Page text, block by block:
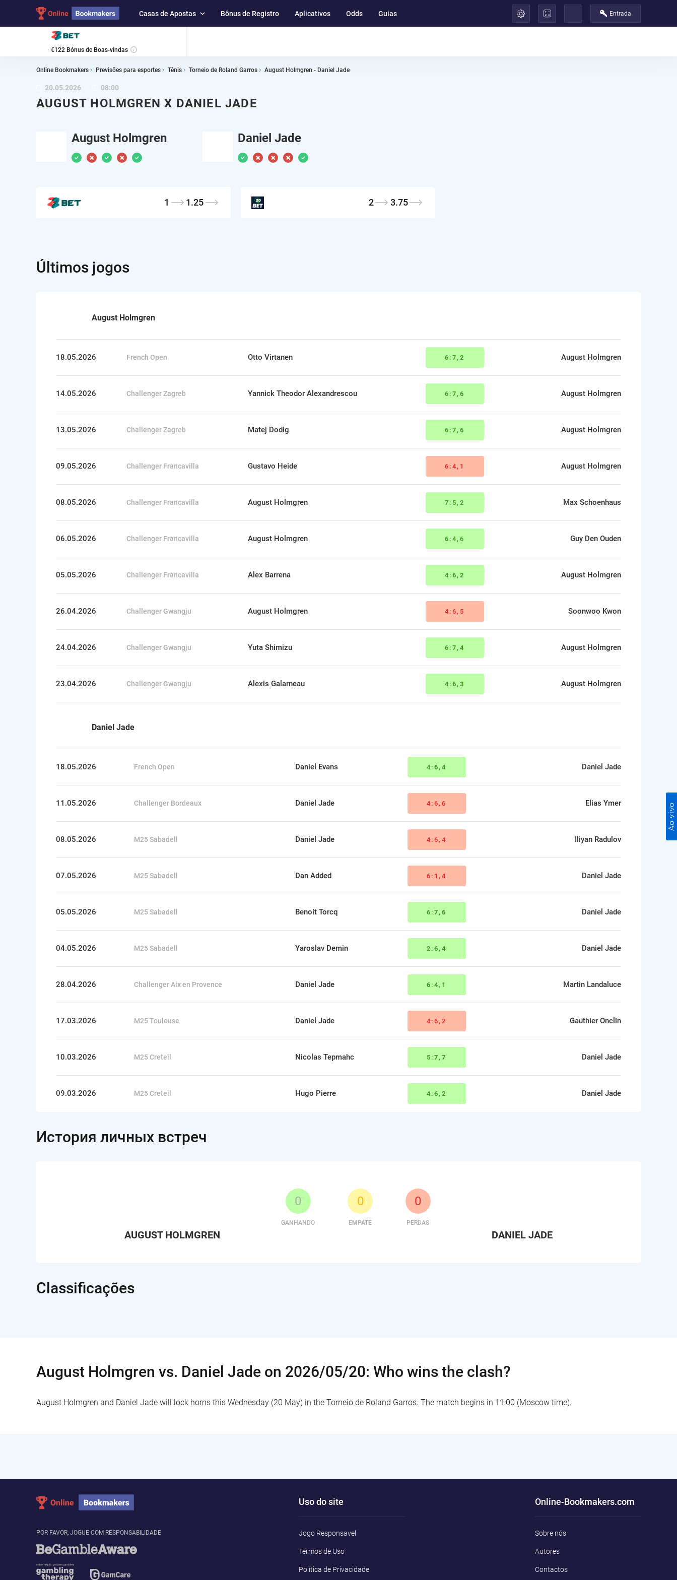
Casas de Apostas Bônus de Registro Aplicativos Odds Guias Entrada
€122 Bónus de Boas-vindas
Online Bookmakers Previsões para esportes Tênis Torneio de Roland Garros August Holmgren - Daniel Jade
20.05.2026 08:00
AUGUST HOLMGREN X DANIEL JADE
August Holmgren Daniel Jade
1 1.25 2 3.75
Últimos jogos
August Holmgren
18.05.2026 French Open Otto Virtanen 6: 7,2 August Holmgren
14.05.2026 Challenger Zagreb Yannick Theodor Alexandrescou 6: 7,6 August Holmgren
13.05.2026 Challenger Zagreb Matej Dodig 6: 7,6 August Holmgren
09.05.2026 Challenger Francavilla Gustavo Heide 6: 4,1 August Holmgren
08.05.2026 Challenger Francavilla August Holmgren 7 :5,2 Max Schoenhaus
06.05.2026 Challenger Francavilla August Holmgren 6 :4,6 Guy Den Ouden
05.05.2026 Challenger Francavilla Alex Barrena 4: 6,2 August Holmgren
26.04.2026 Challenger Gwangju August Holmgren 4 :6,5 Soonwoo Kwon
24.04.2026 Challenger Gwangju Yuta Shimizu 6: 7,4 August Holmgren
23.04.2026 Challenger Gwangju Alexis Galarneau 4: 6,3 August Holmgren
Daniel Jade
18.05.2026 French Open Daniel Evans 4: 6,4 Daniel Jade
11.05.2026 Challenger Bordeaux Daniel Jade 4 :6,6 Elias Ymer
08.05.2026 M25 Sabadell Daniel Jade 4 :6,4 Iliyan Radulov
07.05.2026 M25 Sabadell Dan Added 6: 1,4 Daniel Jade
05.05.2026 M25 Sabadell Benoit Torcq 6: 7,6 Daniel Jade
04.05.2026 M25 Sabadell Yaroslav Demin 2: 6,4 Daniel Jade
28.04.2026 Challenger Aix en Provence Daniel Jade 6 :4,1 Martin Landaluce
17.03.2026 M25 Toulouse Daniel Jade 4 :6,2 Gauthier Onclin
10.03.2026 M25 Creteil Nicolas Tepmahc 5: 7,7 Daniel Jade
09.03.2026 M25 Creteil Hugo Pierre 4: 6,2 Daniel Jade
История личных встреч
AUGUST HOLMGREN
0
GANHANDO
0
EMPATE
0
PERDAS
DANIEL JADE
Classificações
August Holmgren vs. Daniel Jade on 2026/05/20: Who wins the clash?
August Holmgren and Daniel Jade will lock horns this Wednesday (20 May) in the Torneio de Roland Garros. The match begins in 11:00 (Moscow time).
POR FAVOR, JOGUE COM RESPONSABILIDADE
Uso do site
Jogo Responsavel
Termos de Uso
Política de Privacidade
Online-Bookmakers.com
Sobre nós
Autores
Contactos
Ao vivo